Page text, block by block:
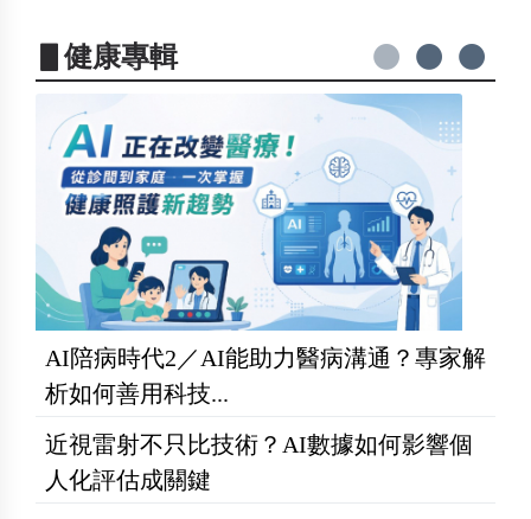
▋健康專輯
AI陪病時代2／AI能助力醫病溝通？專家解
析如何善用科技...
近視雷射不只比技術？AI數據如何影響個
人化評估成關鍵